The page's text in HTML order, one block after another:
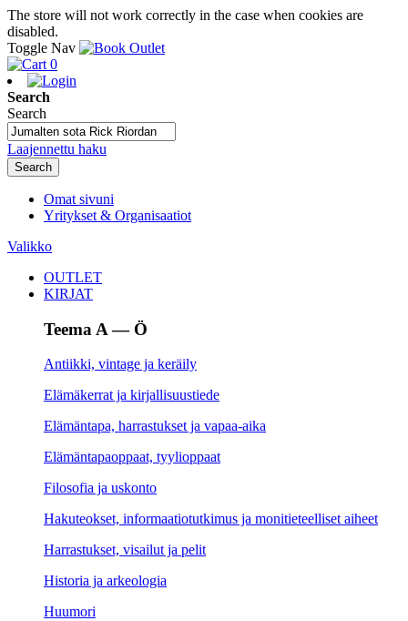
The store will not work correctly in the case when cookies are
disabled.
Toggle Nav
0
Search
Search
Laajennettu haku
Search
Omat sivuni
Yritykset & Organisaatiot
Valikko
OUTLET
KIRJAT
Teema A — Ö
Antiikki, vintage ja keräily
Elämäkerrat ja kirjallisuustiede
Elämäntapa, harrastukset ja vapaa-aika
Elämäntapaoppaat, tyylioppaat
Filosofia ja uskonto
Hakuteokset, informaatiotutkimus ja monitieteelliset aiheet
Harrastukset, visailut ja pelit
Historia ja arkeologia
Huumori